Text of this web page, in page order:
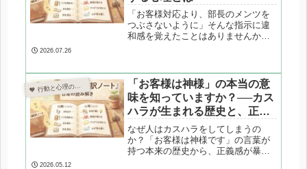
「お客様対応より、部長のメンツを
つぶさないように」そんな指示に違
和感を覚えたことはありませんか？
指示に振り回されないための向き合
い方も紹介します。
2026.07.26
 行動と心理の翻訳ノート
「お客様は神様」の本当の意
味を知っていますか？──カス
ハラが生まれる歴史と、正義
感が暴走する心理
なぜ人はカスハラをしてしまうの
か？「お客様は神様です」の言葉が
持つ本来の歴史から、正義感が暴走
2026.05.12